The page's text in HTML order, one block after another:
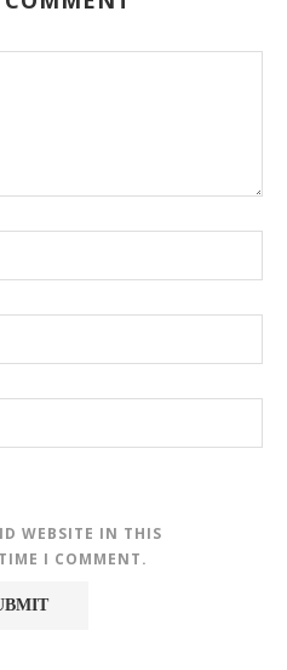
WEBSITE IN THIS
I COMMENT.